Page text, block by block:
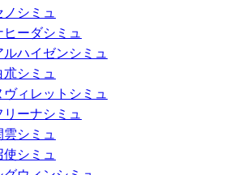
ノシミュ
ヒーダシミュ
ルハイゼンシミュ
朮シミュ
ヴィレットシミュ
リーナシミュ
雲シミュ
使シミュ